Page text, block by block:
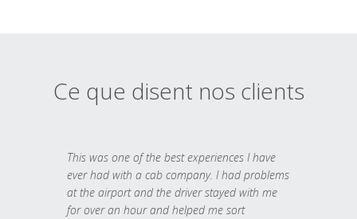
Ce que disent nos clients
This was one of the best experiences I have
ever had with a cab company. I had problems
at the airport and the driver stayed with me
for over an hour and helped me sort